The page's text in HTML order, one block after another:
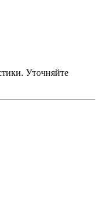
Уточняйте